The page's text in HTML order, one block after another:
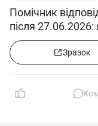
Помічник
після
відображати
Зразок